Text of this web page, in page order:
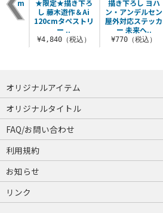
描き下ろし ヨハ
ン・アンデルセン
屋外対応ステッカ
ー 未来へ..
¥770（税込）
ー
込）
★限定★描き下ろ
し 藤木遊作＆Ai
120cmタペストリ
ー ..
¥4,840（税込）
オリジナルアイテム
つままれ
つかまれ
ピョコッテ
オリジナルタイトル
アイテムヤ
ミスカトニック大學購買部
FAQ/お問い合わせ
FAQ
お問い合わせ
利用規約
会員規約・ポイント規約
特定商取引法に関する表示
プライバシーポリシー
お知らせ
店舗情報
採用情報
発売日変更のお知らせ
販売代理店・取扱店募集
海外のご案内（English）
リンク